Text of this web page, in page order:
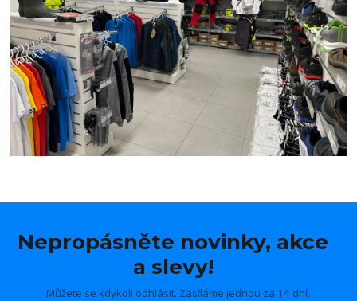
Nepropásněte novinky, akce
a slevy!
Můžete se kdykoli odhlásit. Zasíláme jednou za 14 dní.